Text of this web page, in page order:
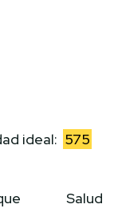
ideal: 575
Salud